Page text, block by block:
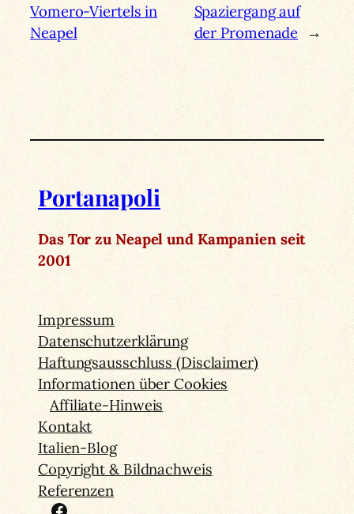
Vomero-Viertels in
Neapel
Spaziergang auf
der Promenade →
Portanapoli
Das Tor zu Neapel und Kampanien seit
2001
Impressum
Datenschutzerklärung
Haftungsausschluss (Disclaimer)
Informationen über Cookies
Affiliate-Hinweis
Kontakt
Italien-Blog
Copyright & Bildnachweis
Referenzen